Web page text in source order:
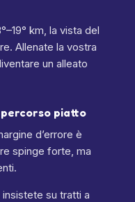
km, la vista del
Allenate la vostra
un alleato
piatto
d’errore è
spinge forte, ma
su tratti a